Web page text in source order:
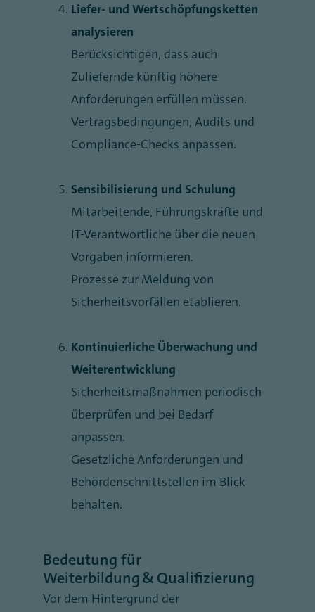
Liefer- und Wertschöpfungsketten
analysieren
Berücksichtigen, dass auch
Zuliefernde künftig höhere
Anforderungen erfüllen müssen.
Vertragsbedingungen, Audits und
Compliance-Checks anpassen.
Sensibilisierung und Schulung
Mitarbeitende, Führungskräfte und
IT-Verantwortliche über die neuen
Vorgaben informieren.
Prozesse zur Meldung von
Sicherheitsvorfällen etablieren.
Kontinuierliche Überwachung und
Weiterentwicklung
Sicherheitsmaßnahmen periodisch
überprüfen und bei Bedarf
anpassen.
Gesetzliche Anforderungen und
Behördenschnittstellen im Blick
behalten.
Bedeutung für
Weiterbildung & Qualifizierung
Vor dem Hintergrund der